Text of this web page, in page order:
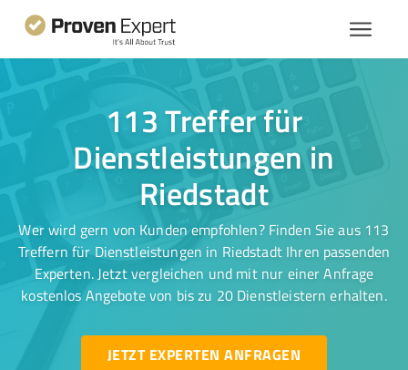
113 Treffer für
Dienstleistungen in
Riedstadt
Wer wird gern von Kunden empfohlen? Finden Sie aus 113
Treffern für Dienstleistungen in Riedstadt Ihren passenden
Experten. Jetzt vergleichen und mit nur einer Anfrage
kostenlos Angebote von bis zu 20 Dienstleistern erhalten.
JETZT EXPERTEN ANFRAGEN